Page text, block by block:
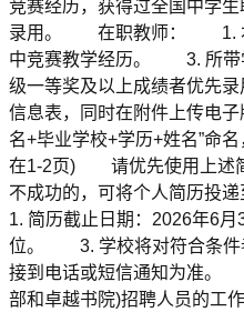
竞赛经历，获得过全国中学
录用。 在职教师： 1.
中竞赛教学经历。 3. 所带
级一等奖及以上成绩者优
信息表，同时在附件上传电
名+毕业学校+学历+姓名”命
在1-2页) 请优先使用上述
不成功的，可将个人简历
1. 简历截止日期：2026年6
位。 3. 学校将对符合条件
接到电话或短信通知为准。
部和卓越书院)招聘人员的工